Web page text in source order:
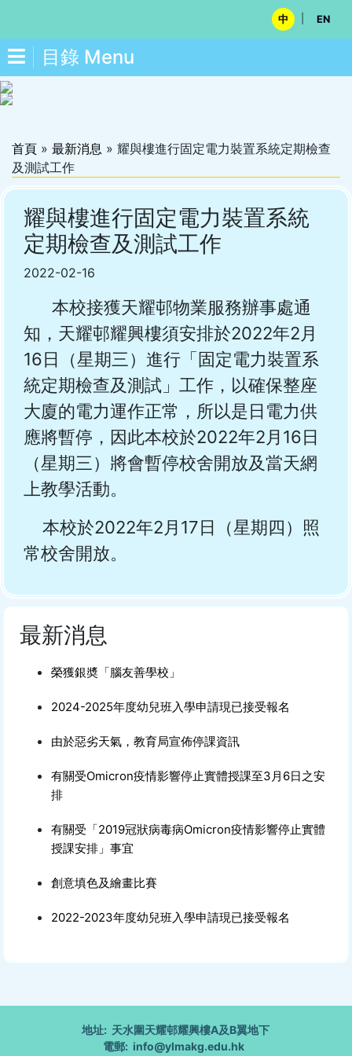
中 EN
目錄 Menu
首頁 » 最新消息 » 耀與樓進行固定電力裝置系統定期檢查
及測試工作
耀與樓進行固定電力裝置系統
定期檢查及測試工作
2022-02-16
本校接獲天耀邨物業服務辦事處通
知，天耀邨耀興樓須安排於2022年2月
16日（星期三）進行「固定電力裝置系
統定期檢查及測試」工作，以確保整座
大廈的電力運作正常，所以是日電力供
應將暫停，因此本校於2022年2月16日
（星期三）將會暫停校舍開放及當天網
上教學活動。
本校於2022年2月17日（星期四）照
常校舍開放。
最新消息
榮獲銀奬「腦友善學校」
2024-2025年度幼兒班入學申請現已接受報名
由於惡劣天氣，教育局宣佈停課資訊
有關受Omicron疫情影響停止實體授課至3月6日之安
排
有關受「2019冠狀病毒病Omicron疫情影響停止實體
授課安排」事宜
創意填色及繪畫比賽
2022-2023年度幼兒班入學申請現已接受報名
地址: 天水圍天耀邨耀興樓A及B翼地下
電郵: info@ylmakg.edu.hk